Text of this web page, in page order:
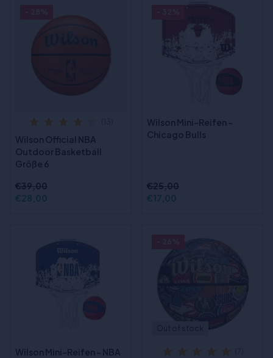
Wilson Official NBA
Outdoor Basketball
Größe 6
€39,00
€28,00
Wilson Mini-Reifen -
Chicago Bulls
€25,00
€17,00
Wilson Mini-Reifen - NBA